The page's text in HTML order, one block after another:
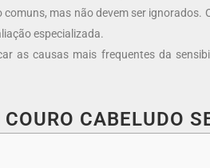
comuns, mas não devem ser ignorados.
especializada.
as causas mais frequentes da
COURO CABELUDO